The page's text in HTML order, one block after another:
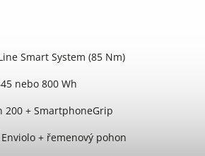
Smart System (85 Nm)
nebo 800 Wh
200 + SmartphoneGrip
+ řemenový pohon